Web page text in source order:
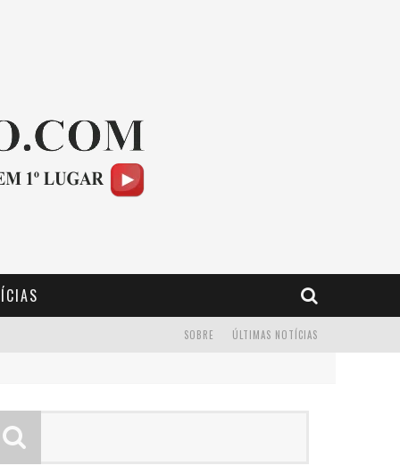
ÚLTIMAS NOTÍCIAS
SOBRE